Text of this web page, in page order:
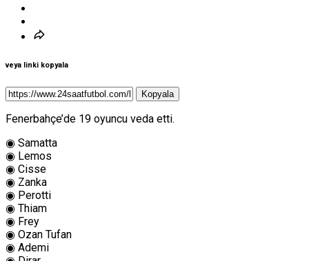
veya linki kopyala
Kopyala
Fenerbahçe’de 19 oyuncu veda etti.
◉ Samatta
◉ Lemos
◉ Cisse
◉ Zanka
◉ Perotti
◉ Thiam
◉ Frey
◉ Ozan Tufan
◉ Ademi